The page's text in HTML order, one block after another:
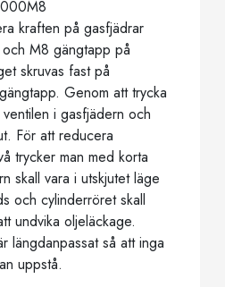
kraften på gasfjädrar
M8 gängtapp på
skruvas fast på
Genom att trycka
i gasfjädern och
För att reducera
trycker man med korta
skall vara i utskjutet läge
och cylinderröret skall
undvika oljeläckage.
längdanpassat så att inga
uppstå.